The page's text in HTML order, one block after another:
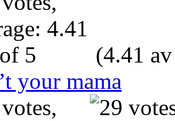
(4.41
your mama